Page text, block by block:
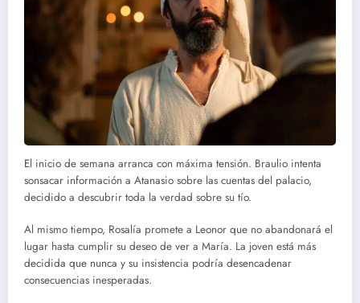
El inicio de semana arranca con máxima tensión. Braulio intenta
sonsacar información a Atanasio sobre las cuentas del palacio,
decidido a descubrir toda la verdad sobre su tío.
Al mismo tiempo, Rosalía promete a Leonor que no abandonará el
lugar hasta cumplir su deseo de ver a María. La joven está más
decidida que nunca y su insistencia podría desencadenar
consecuencias inesperadas.